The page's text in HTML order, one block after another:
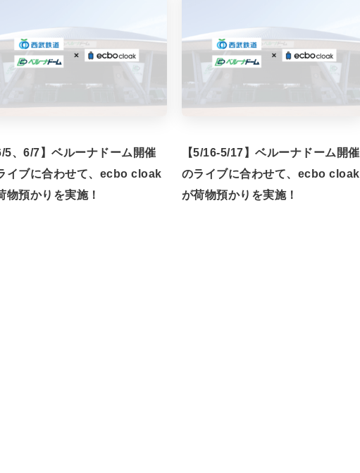
5、6/7】ベルーナドーム開催
イブに合わせて、ecbo cloak
物預かりを実施！
【5/16-5/17】ベルーナドーム開催
のライブに合わせて、ecbo cloak
が荷物預かりを実施！